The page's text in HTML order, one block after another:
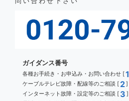
ガイダンス番号
各種お手続き・お申込み・お問い合わせ [1
ケーブルテレビ故障・配線等のご相談 [ 2]
インターネット故障・設定等のご相談 [ 3 ]